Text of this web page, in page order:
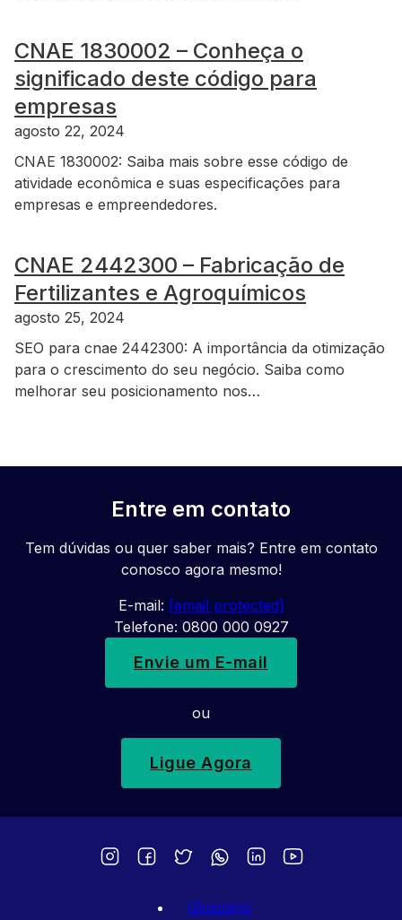
CNAE 1830002 – Conheça o
significado deste código para
empresas
agosto 22, 2024
CNAE 1830002: Saiba mais sobre esse código de
atividade econômica e suas especificações para
empresas e empreendedores.
CNAE 2442300 – Fabricação de
Fertilizantes e Agroquímicos
agosto 25, 2024
SEO para cnae 2442300: A importância da otimização
para o crescimento do seu negócio. Saiba como
melhorar seu posicionamento nos…
Entre em contato
Tem dúvidas ou quer saber mais? Entre em contato
conosco agora mesmo!
E-mail: [email protected]
Telefone: 0800 000 0927
Envie um E-mail
ou
Ligue Agora
Glossário